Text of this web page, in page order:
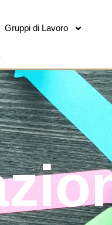
Gruppi di Lavoro